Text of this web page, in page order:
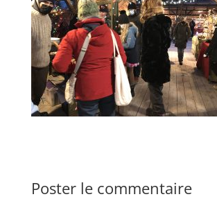
Poster le commentaire